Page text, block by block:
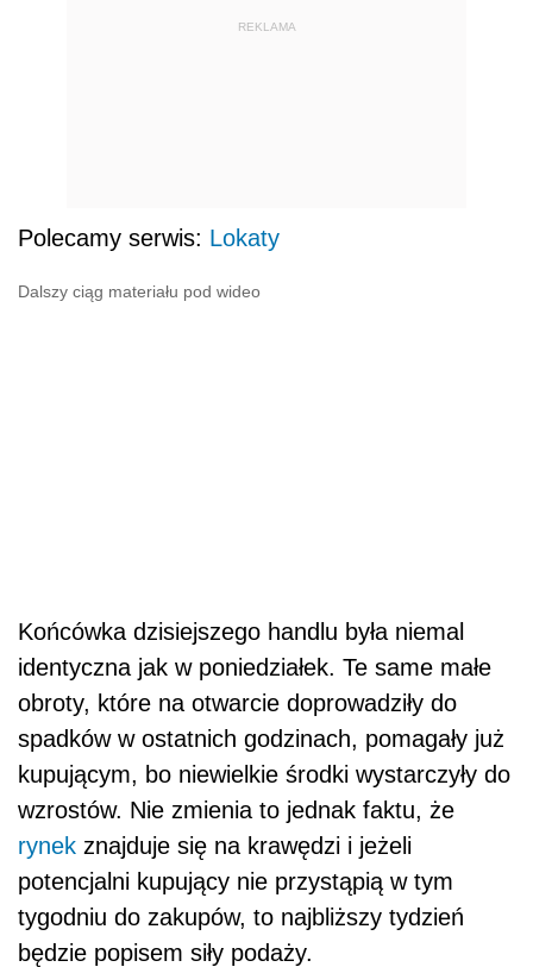
REKLAMA
Polecamy serwis: Lokaty
Dalszy ciąg materiału pod wideo
Końcówka dzisiejszego handlu była niemal
identyczna jak w poniedziałek. Te same małe
obroty, które na otwarcie doprowadziły do
spadków w ostatnich godzinach, pomagały już
kupującym, bo niewielkie środki wystarczyły do
wzrostów. Nie zmienia to jednak faktu, że
rynek znajduje się na krawędzi i jeżeli
potencjalni kupujący nie przystąpią w tym
tygodniu do zakupów, to najbliższy tydzień
będzie popisem siły podaży.